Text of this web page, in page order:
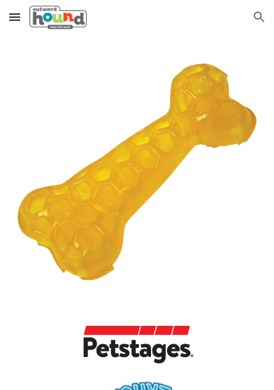
Skip to main content Skip to navigation